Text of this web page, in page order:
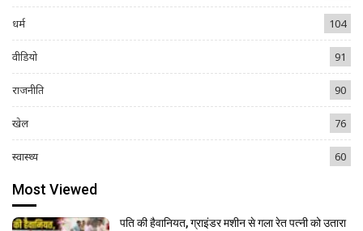
धर्म 104
वीडियो 91
राजनीति 90
खेल 76
स्वास्थ्य 60
Most Viewed
पति की हैवानियत, ग्राइंडर मशीन से गला रेत पत्नी को उतारा